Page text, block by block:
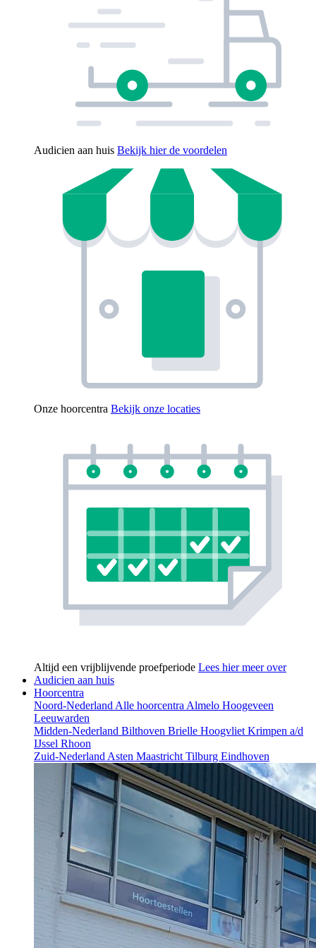
Audicien aan huis Bekijk hier de voordelen
Onze hoorcentra Bekijk onze locaties
Altijd een vrijblijvende proefperiode Lees hier meer over
Audicien aan huis
Hoorcentra
Noord-NederlandAlle hoorcentraAlmelo Hoogeveen
Leeuwarden
Midden-Nederland Bilthoven Brielle HoogvlietKrimpen a/d
IJssel Rhoon
Zuid-NederlandAsten MaastrichtTilburg Eindhoven